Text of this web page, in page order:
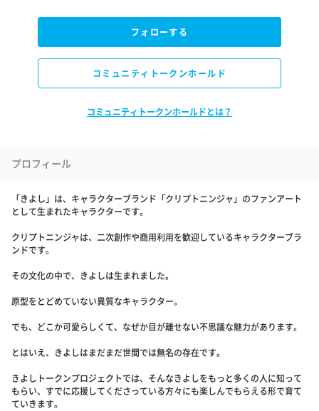
フォローする
コミュニティトークンホールド
コミュニティトークンホールドとは？
プロフィール
「きよし」は、キャラクターブランド「クリプトニンジャ」のファンアート
として生まれたキャラクターです。
クリプトニンジャは、二次創作や商用利用を歓迎しているキャラクターブラ
ンドです。
その文化の中で、きよしは生まれました。
原型をとどめていない異質なキャラクター。
でも、どこか可愛らしくて、なぜか目が離せない不思議な魅力があります。
とはいえ、きよしはまだまだ世間では無名の存在です。
きよしトークンプロジェクトでは、そんなきよしをもっと多くの人に知って
もらい、すでに応援してくださっている方々にも楽しんでもらえる形で育て
ていきます。